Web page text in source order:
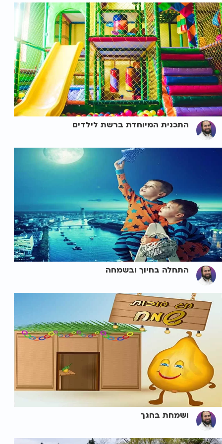
התכנית המיוחדת ברשת לילדים
התחלה בחיוך ובשמחה
ושמחת בחגך